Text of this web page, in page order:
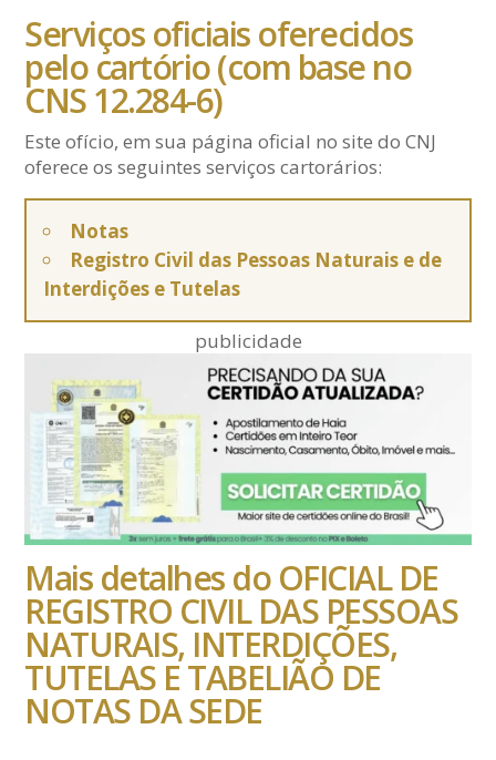
Serviços oficiais oferecidos
pelo cartório (com base no
CNS 12.284-6)
Este ofício, em sua página oficial no site do CNJ
oferece os seguintes serviços cartorários:
Notas
Registro Civil das Pessoas Naturais e de
Interdições e Tutelas
publicidade
Mais detalhes do OFICIAL DE
REGISTRO CIVIL DAS PESSOAS
NATURAIS, INTERDIÇÕES,
TUTELAS E TABELIÃO DE
NOTAS DA SEDE